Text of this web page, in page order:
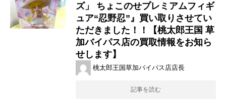
ズ」 ​ちょこのせプレミアムフィギ
ュア“忍野忍”』買い取りさせてい
ただきました！！【桃太郎王国 草
加バイパス店の買取情報をお知ら
せします】
桃太郎王国草加バイパス店店長
記事を読む